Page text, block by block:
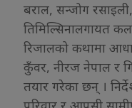
बराल, सन्जोग
तिमिल्सिनालगायत
रिजालको कथामा
कुँवर, नीरज नेपाल र
तयार गरेका छन् ।